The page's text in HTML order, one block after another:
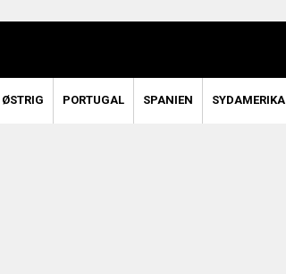
ØSTRIG PORTUGAL SPANIEN SYDAMERIKA